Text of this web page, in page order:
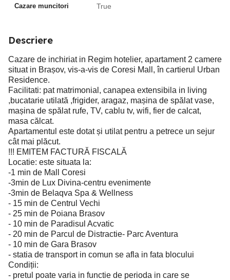
Cazare muncitori True
Descriere
Cazare de inchiriat in Regim hotelier, apartament 2 camere
situat in Brașov, vis-a-vis de Coresi Mall, în cartierul Urban
Residence.
Facilitati: pat matrimonial, canapea extensibila in living
,bucatarie utilată ,frigider, aragaz, mașina de spălat vase,
mașina de spălat rufe, TV, cablu tv, wifi, fier de calcat,
masa călcat.
Apartamentul este dotat și utilat pentru a petrece un sejur
cât mai plăcut.
!!! EMITEM FACTURĂ FISCALĂ
Locatie: este situata la:
-1 min de Mall Coresi
-3min de Lux Divina-centru evenimente
-3min de Belaqva Spa & Wellness
- 15 min de Centrul Vechi
- 25 min de Poiana Brasov
- 10 min de Paradisul Acvatic
- 20 min de Parcul de Distractie- Parc Aventura
- 10 min de Gara Brasov
- statia de transport in comun se afla in fata blocului
Condiții:
- pretul poate varia in functie de perioda in care se